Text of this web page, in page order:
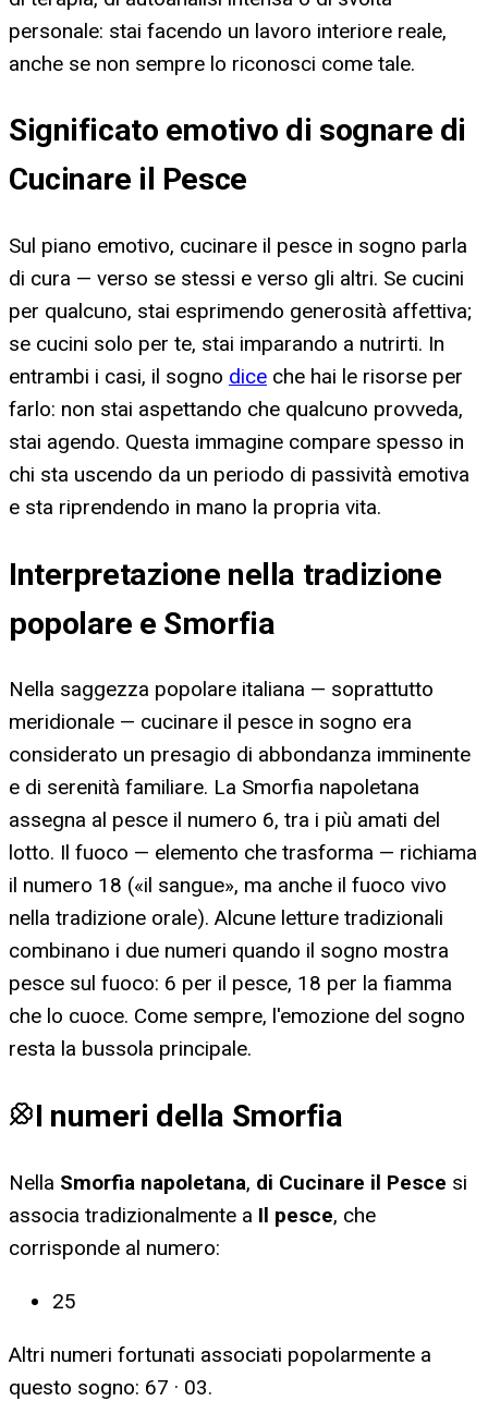
personale: stai facendo un lavoro interiore reale,
anche se non sempre lo riconosci come tale.
Significato emotivo di sognare di
Cucinare il Pesce
Sul piano emotivo, cucinare il pesce in sogno parla
di cura — verso se stessi e verso gli altri. Se cucini
per qualcuno, stai esprimendo generosità affettiva;
se cucini solo per te, stai imparando a nutrirti. In
entrambi i casi, il sogno dice che hai le risorse per
farlo: non stai aspettando che qualcuno provveda,
stai agendo. Questa immagine compare spesso in
chi sta uscendo da un periodo di passività emotiva
e sta riprendendo in mano la propria vita.
Interpretazione nella tradizione
popolare e Smorfia
Nella saggezza popolare italiana — soprattutto
meridionale — cucinare il pesce in sogno era
considerato un presagio di abbondanza imminente
e di serenità familiare. La Smorfia napoletana
assegna al pesce il numero 6, tra i più amati del
lotto. Il fuoco — elemento che trasforma — richiama
il numero 18 («il sangue», ma anche il fuoco vivo
nella tradizione orale). Alcune letture tradizionali
combinano i due numeri quando il sogno mostra
pesce sul fuoco: 6 per il pesce, 18 per la fiamma
che lo cuoce. Come sempre, l'emozione del sogno
resta la bussola principale.
I numeri della Smorfia
Nella Smorfia napoletana, di Cucinare il Pesce si
associa tradizionalmente a Il pesce, che
corrisponde al numero:
25
Altri numeri fortunati associati popolarmente a
questo sogno: 67 · 03.